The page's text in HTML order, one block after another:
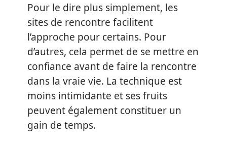
Pour le dire plus simplement, les
sites de rencontre facilitent
l’approche pour certains. Pour
d’autres, cela permet de se mettre en
confiance avant de faire la rencontre
dans la vraie vie. La technique est
moins intimidante et ses fruits
peuvent également constituer un
gain de temps.